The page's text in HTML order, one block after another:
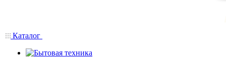
Каталог